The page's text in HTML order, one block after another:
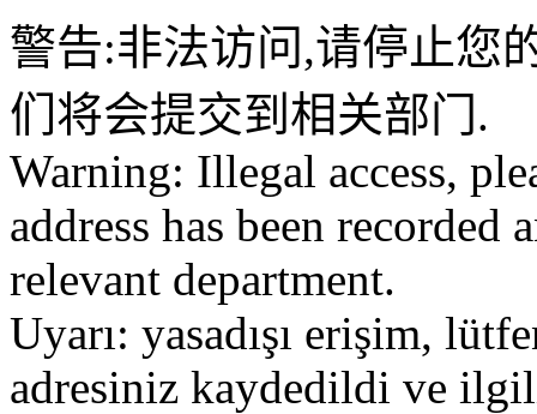
警告:非法访问,请停止您
们将会提交到相关部门.
Warning: Illegal access,
address has been
relevant department.
Uyarı: yasadışı erişim,
adresiniz kaydedildi ve